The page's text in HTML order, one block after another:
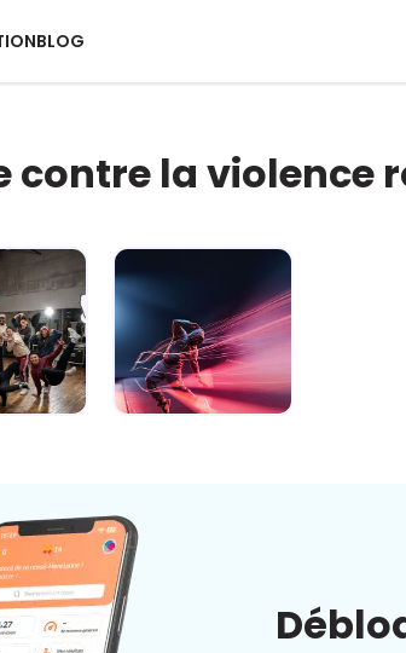
BLOG
contre la violence